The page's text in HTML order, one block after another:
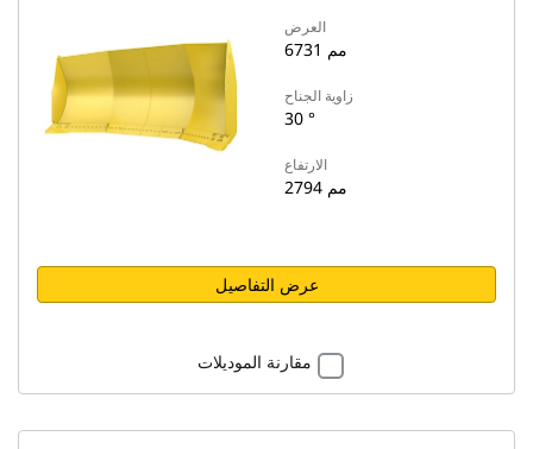
العرض
6731 مم
زاوية الجناح
30 °
الارتفاع
2794 مم
عرض التفاصيل
مقارنة الموديلات